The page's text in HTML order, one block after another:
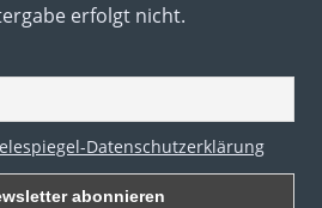
erfolgt nicht.
Datenschutzerklärung